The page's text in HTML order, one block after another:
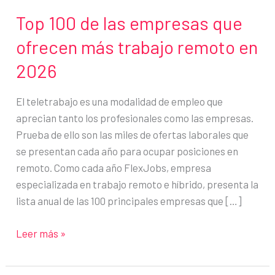
Top 100 de las empresas que
ofrecen más trabajo remoto en
2026
El teletrabajo es una modalidad de empleo que
aprecian tanto los profesionales como las empresas.
Prueba de ello son las miles de ofertas laborales que
se presentan cada año para ocupar posiciones en
remoto. Como cada año FlexJobs, empresa
especializada en trabajo remoto e híbrido, presenta la
lista anual de las 100 principales empresas que […]
Top
de
Leer más »